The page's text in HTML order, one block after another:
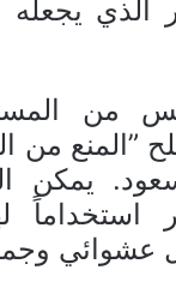
الذي
من
”المنع من
يمكن
استخداماً
عشوائي